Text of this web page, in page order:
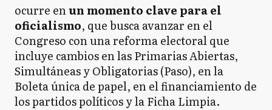
ocurre enun momento clave para el
oficialismo, que busca avanzar en el
Congreso con una reforma electoral que
incluye cambios en las Primarias Abiertas,
Simultáneas y Obligatorias (Paso), en la
Boleta única de papel, en el financiamiento de
los partidos políticos y la Ficha Limpia.